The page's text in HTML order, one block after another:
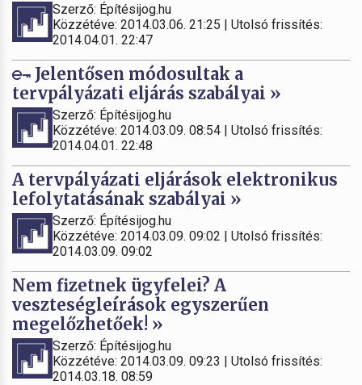
Szerző: Építésijog.hu
Közzétéve: 2014.03.06. 21:25 | Utolsó frissítés:
2014.04.01. 22:47
Jelentősen módosultak a
tervpályázati eljárás szabályai »
Szerző: Építésijog.hu
Közzétéve: 2014.03.09. 08:54 | Utolsó frissítés:
2014.04.01. 22:48
A tervpályázati eljárások elektronikus
lefolytatásának szabályai »
Szerző: Építésijog.hu
Közzétéve: 2014.03.09. 09:02 | Utolsó frissítés:
2014.03.09. 09:02
Nem fizetnek ügyfelei? A
veszteségleírások egyszerűen
megelőzhetőek! »
Szerző: Építésijog.hu
Közzétéve: 2014.03.09. 09:23 | Utolsó frissítés:
2014.03.18. 08:59